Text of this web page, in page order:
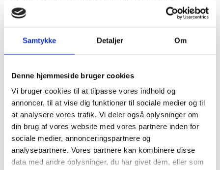
Samtykke Detaljer Om
Denne hjemmeside bruger cookies
Vi bruger cookies til at tilpasse vores indhold og
annoncer, til at vise dig funktioner til sociale medier og til
at analysere vores trafik. Vi deler også oplysninger om
din brug af vores website med vores partnere inden for
sociale medier, annonceringspartnere og
analysepartnere. Vores partnere kan kombinere disse
data med andre oplysninger, du har givet dem, eller som
dine personlige egenskaber, din fremtoning, din måde at være
ledelse, omhyggelighed og sociale egenskaber.
rum, så dur det ikke. Omvendt fungerer det heller ikke med fire
meget omhyggelige personer: de får aldrig truffet nogle
beslutninger. Så det drejer sig om at lægge puslespillet rigtigt,
inden vi starter nye virksomheder. Så vi, mit netværk og jeg, er
altid gået omhyggeligt til værks med at få foretaget
personlighedsprofiler på de folk, vi ansætter. Og det har vi
faktisk haft rigtig stor succes med. Og derfor kan jeg i dag se
på tidligere medarbejdere, som har gjort det forrygende.”
Tilmeld dig vores
nyhedsbrev
– og modtag Ole Borchs bog
“Succes i en dansk bestyrelse”